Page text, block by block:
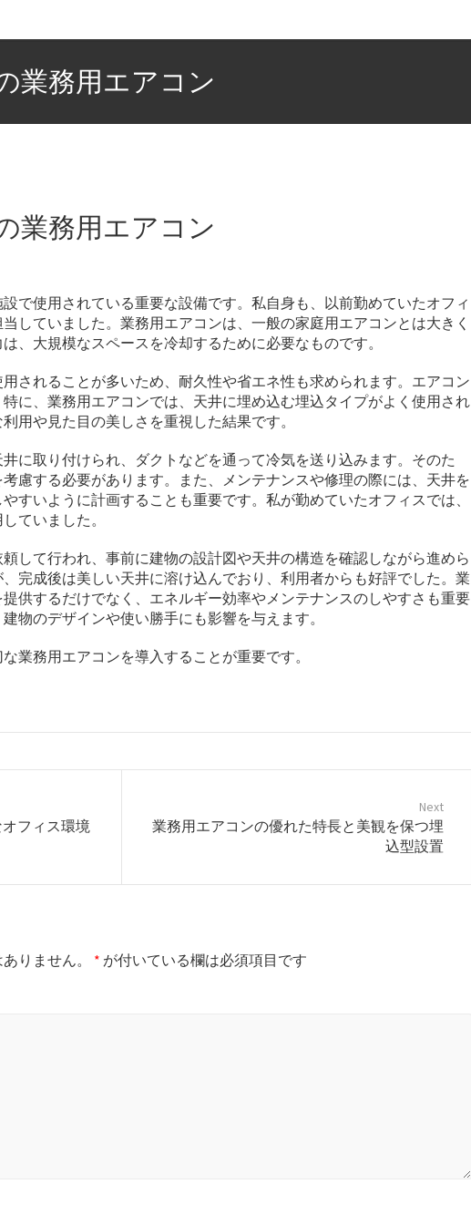
業務用エアコン
業務用エアコン
で使用されている重要な設備です。 私自身も、以前勤めていたオフィ
していました。業務用エアコンは、一般の家庭用エアコンとは大きく
、大規模なスペースを冷却するために必要なものです。
されることが多いため、耐久性や省エネ性も求められます。エアコン
に、業務用エアコンでは、天井に埋め込む埋込タイプがよく使用され
用や見た目の美しさを重視した結果です。
に取り付けられ、ダクトなどを通って冷気を送り込みます。そのた
慮する必要があります。また、メンテナンスや修理の際には、天井を
すいように計画することも重要です。私が勤めていたオフィスでは、
ていました。
して行われ、事前に建物の設計図や天井の構造を確認しながら進めら
完成後は美しい天井に溶け込んでおり、利用者からも好評でした。業
供するだけでなく、エネルギー効率やメンテナンスのしやすさも重要
物のデザインや使い勝手にも影響を与えます。
業務用エアコンを導入することが重要です。
フィス環境
Next
N
t
t
業務用エアコンの優れた特長と美観を保つ埋
込型設置
りません。 * が付いている欄は必須項目です